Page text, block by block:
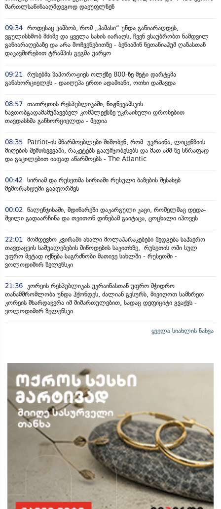
მართლსაწინააღმდეგოდ დაეუფლნენ
09:34 როდესაც ვამბობ, რომ „ჰამასი“ უნდა განიარაღდეს,
ვგულისხმობ მძიმე და ყველა სახის იარაღს, ჩვენ ვსაუბრობთ ნამდვილ
განიარაღებაზე და არა მოჩვენებითზე - ბენიამინ ნეთანიაჰუმ ღაზასთან
დაკავშირებით ტრამპის გეგმა უარყო
09:21
რუსებმა ზაპოროჟიეს ოლქზე 800-ზე მეტი დარტყმა
განახორციელეს - დაიღუპა ერთი ადამიანი, ოთხი დაშავდა
08:57 თათრეთის რესპუბლიკაში, ნიჟნეკამსკის
ნავთობგადამამუშავებელ კომპლექსზე უკრაინული დრონებით
თავდასხმა განხორციელდა - მედია
08:35
Patriot-ის მწარმოებლები შიშობენ, რომ უკრაინა, ლიცენზიის
მიღების შემთხვევაში, რაკეტებს გააუმჯობესებს და მათ აშშ-ზე სწრაფად
და გაცილებით იაფად აწარმოებს - The Atlantic
00:42
სირიამ და რუსეთმა სირიაში რუსული ბაზების შესახებ
მემორანდუმი გააფორმეს
00:02
წალენჯიხაში, მდინარეში დაკარგული კაცი, რომელმაც დედა-
შვილი გადაარჩინა და თვითონ დინებამ გაიტაცა, ცოცხალი იპოვეს
22:01
მომდევნო კვირაში ახალი მოლაპარაკებები შედგება საჰაერო
თავდაცვის საშუალებების მიწოდების საკითხზე, რუსეთის ომი სულ
უფრო მეტად იქნება საგრძნობი მათივე სახლში - რუსეთში -
ვოლოდიმირ ზელენსკი
21:36
კორეის რესპუბლიკას უკრაინასთან უფრო მჭიდრო
თანამშრომლობა უნდა ჰქონდეს, ძალიან გვსურს, მივიღოთ სამხრეთ
კორეის მხარდაჭერა იმ მიმართულებით, სადაც დეფიციტი გვაქვს -
ვოლოდიმირ ზელენსკი
ყველა სიახლის ნახვა